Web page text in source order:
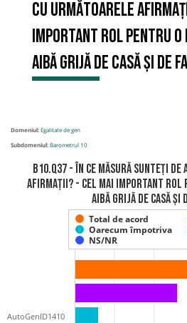
cu următoarele
important rol pentru o
aibă grijă de casă și de
Domeniul:Egalitate de gen
Subdomeniul:Barometrul 10
B10.Q37 - În ce măsură sunteți
afirmații? - Cel mai important rol
aibă grijă de casă și
Total de acord
Oarecum împotriva
NS/NR
AutoGenID1410